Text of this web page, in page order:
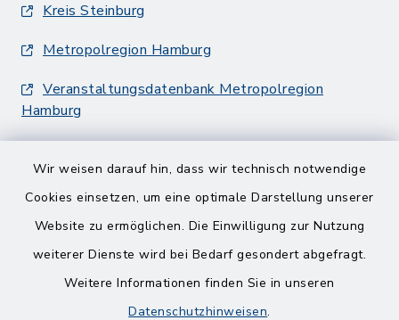
Wir weisen darauf hin, dass wir technisch notwendige
Cookies einsetzen, um eine optimale Darstellung unserer
Website zu ermöglichen. Die Einwilligung zur Nutzung
weiterer Dienste wird bei Bedarf gesondert abgefragt.
Weitere Informationen finden Sie in unseren
Datenschutzhinweisen.
Kreis Steinburg
Metropolregion Hamburg
Veranstaltungsdatenbank Metropolregion
Hamburg
Barrierefreiheit